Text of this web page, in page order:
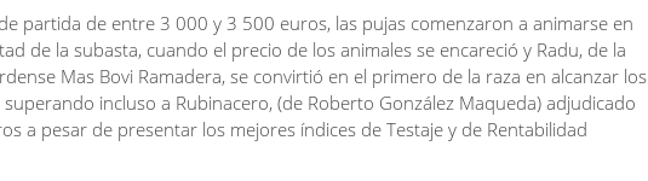
partida de entre 3 000 y 3 500 euros, las pujas comenzaron a animarse en
de la subasta, cuando el precio de los animales se encareció y Radu, de la
Mas Bovi Ramadera, se convirtió en el primero de la raza en alcanzar los
incluso a Rubinacero, (de Roberto González Maqueda) adjudicado
a pesar de presentar los mejores índices de Testaje y de Rentabilidad